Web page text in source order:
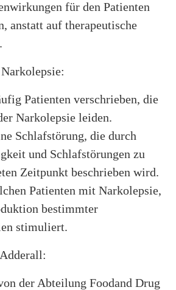
für den Patienten
anstatt auf therapeutische
Patienten verschrieben, die
Narkolepsie leiden.
Schlafstörung, die durch
und Schlafstörungen zu
Zeitpunkt beschrieben wird.
Patienten mit Narkolepsie,
bestimmter
stimuliert.
der Abteilung Foodand Drug